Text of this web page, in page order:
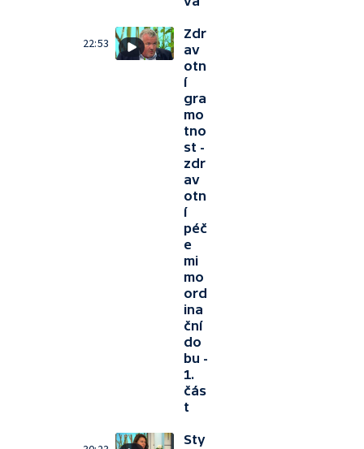
22:53
Zdr
av
otn
í
gra
mo
tno
st -
zdr
av
otn
í
péč
e
mi
mo
ord
ina
ční
do
bu -
1.
čás
t
Sty